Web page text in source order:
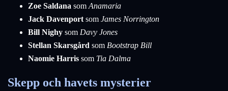
Zoe Saldana som Anamaria
Jack Davenport som James Norrington
Bill Nighy som Davy Jones
Stellan Skarsgård som Bootstrap Bill
Naomie Harris som Tia Dalma
Skepp och havets mysterier